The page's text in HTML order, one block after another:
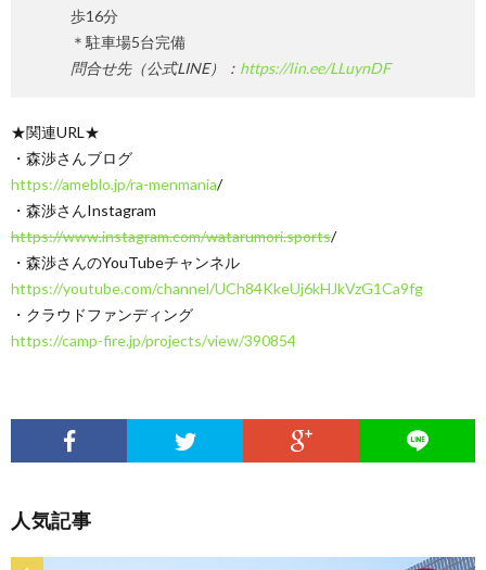
歩16分
＊駐車場5台完備
問合せ先（公式LINE）： https://lin.ee/LLuynDF
★関連URL★
・森渉さんブログ
https://ameblo.jp/ra-menmania/
・森渉さんInstagram
https://www.instagram.com/watarumori.sports/
・森渉さんのYouTubeチャンネル
https://youtube.com/channel/UCh84KkeUj6kHJkVzG1Ca9fg
・クラウドファンディング
https://camp-fire.jp/projects/view/390854
人気記事